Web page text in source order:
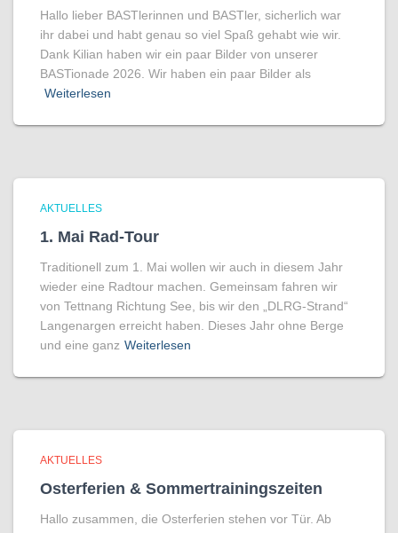
Hallo lieber BASTlerinnen und BASTler, sicherlich war
ihr dabei und habt genau so viel Spaß gehabt wie wir.
Dank Kilian haben wir ein paar Bilder von unserer
BASTionade 2026. Wir haben ein paar Bilder als
Weiterlesen
AKTUELLES
1. Mai Rad-Tour
Traditionell zum 1. Mai wollen wir auch in diesem Jahr
wieder eine Radtour machen. Gemeinsam fahren wir
von Tettnang Richtung See, bis wir den „DLRG-Strand“
Langenargen erreicht haben. Dieses Jahr ohne Berge
und eine ganz Weiterlesen
AKTUELLES
Osterferien & Sommertrainingszeiten
Hallo zusammen, die Osterferien stehen vor Tür. Ab